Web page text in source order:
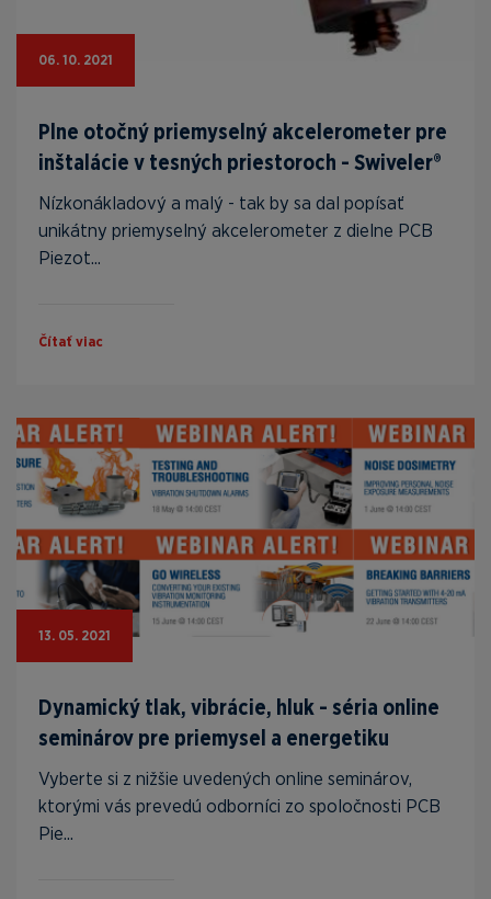
06. 10. 2021
Plne otočný priemyselný akcelerometer pre
inštalácie v tesných priestoroch - Swiveler®
Nízkonákladový a malý - tak by sa dal popísať
unikátny priemyselný akcelerometer z dielne PCB
Piezot...
Čítať viac
13. 05. 2021
Dynamický tlak, vibrácie, hluk - séria online
seminárov pre priemysel a energetiku
Vyberte si z nižšie uvedených online seminárov,
ktorými vás prevedú odborníci zo spoločnosti PCB
Pie...